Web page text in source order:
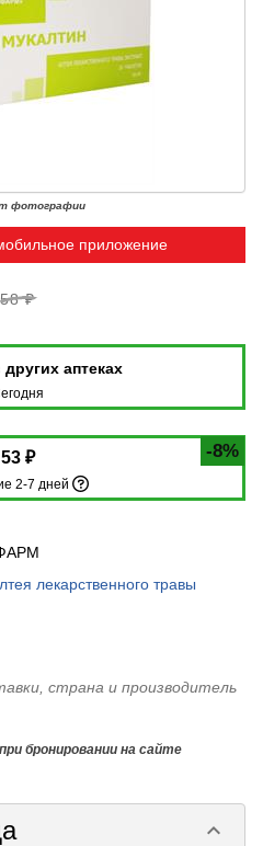
фотографии
приложение
58 ₽
аптеках
-8%
53 ₽
2-7 дней
лекарственного травы
страна и производитель
бронировании на сайте
keyboard_arrow_down